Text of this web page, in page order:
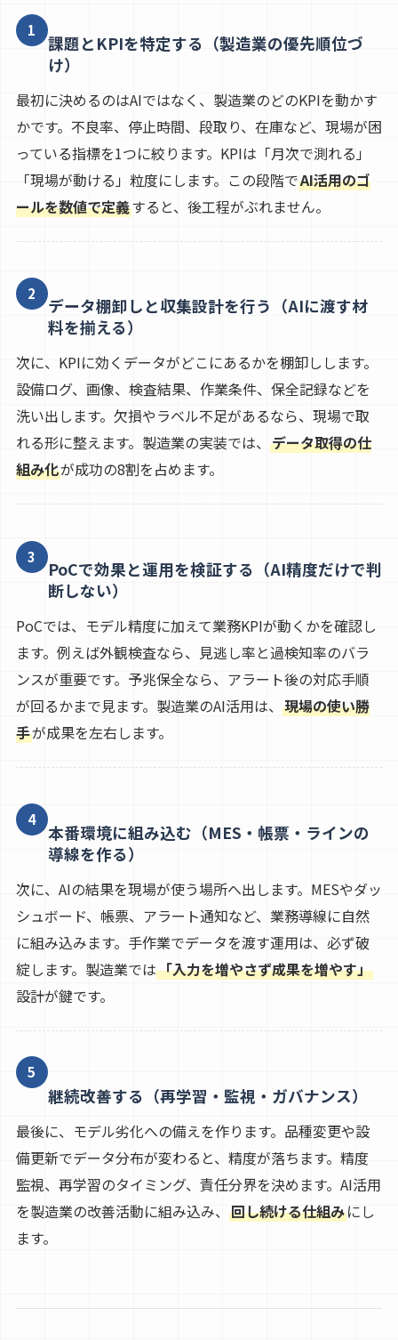
1
課題とKPIを特定する（製造業の優先順位づ
け）
最初に決めるのはAIではなく、製造業のどのKPIを動かす
かです。不良率、停止時間、段取り、在庫など、現場が困
っている指標を1つに絞ります。KPIは「月次で測れる」
「現場が動ける」粒度にします。この段階でAI活用のゴ
ールを数値で定義すると、後工程がぶれません。
2
データ棚卸しと収集設計を行う（AIに渡す材
料を揃える）
次に、KPIに効くデータがどこにあるかを棚卸しします。
設備ログ、画像、検査結果、作業条件、保全記録などを
洗い出します。欠損やラベル不足があるなら、現場で取
れる形に整えます。製造業の実装では、 データ取得の仕
組み化が成功の8割を占めます。
3
PoCで効果と運用を検証する（AI精度だけで判
断しない）
PoCでは、モデル精度に加えて業務KPIが動くかを確認し
ます。例えば外観検査なら、見逃し率と過検知率のバラ
ンスが重要です。予兆保全なら、アラート後の対応手順
が回るかまで見ます。製造業のAI活用は、 現場の使い勝
手が成果を左右します。
4
本番環境に組み込む（MES・帳票・ラインの
導線を作る）
次に、AIの結果を現場が使う場所へ出します。MESやダッ
シュボード、帳票、アラート通知など、業務導線に自然
に組み込みます。手作業でデータを渡す運用は、必ず破
綻します。製造業では「入力を増やさず成果を増やす」
設計が鍵です。
5
継続改善する（再学習・監視・ガバナンス）
最後に、モデル劣化への備えを作ります。品種変更や設
備更新でデータ分布が変わると、精度が落ちます。精度
監視、再学習のタイミング、責任分界を決めます。AI活用
を製造業の改善活動に組み込み、 回し続ける仕組みにし
ます。